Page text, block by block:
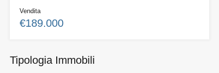
Vendita
€189.000
Tipologia Immobili